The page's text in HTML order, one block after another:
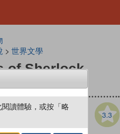
> 世界文學
of Sherlock
3.3
讀體驗，或按「略